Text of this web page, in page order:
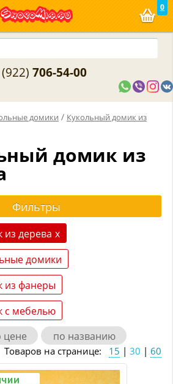
0
706-54-00
домики / Кукольный домик из
домик из
дерева x
домики
из фанеры
с мебелью
цене по названию
Товаров на странице: 15 |30 |60